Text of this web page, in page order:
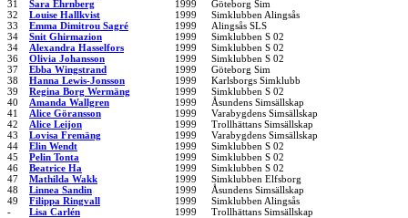
31
Sara Ehrnberg 1999
Göteborg Sim
32
Louise Hallkvist 1999
Simklubben Alingsås
33
Emma Dimitrou Sagré 1999
Alingsås SLS
34
Snit Ghirmazion 1999
Simklubben S 02
34
Alexandra Hasselfors 1999
Simklubben S 02
36
Olivia Johansson 1999
Simklubben S 02
37
Ebba Wingstrand 1999
Göteborg Sim
38
Hanna Lewis-Jonsson 1999
Karlsborgs Simklubb
39
Regina Borg Wermäng 1999
Simklubben S 02
40
Amanda Wallgren 1999
Åsundens Simsällskap
41
Alice Göransson 1999
Varabygdens Simsällskap
42
Alice Leijon 1999
Trollhättans Simsällskap
43
Lovisa Fremäng 1999
Varabygdens Simsällskap
44
Elin Wendt 1999
Simklubben S 02
45
Pelin Tonta 1999
Simklubben S 02
46
Beatrice Ha 1999
Simklubben S 02
47
Mathilda Wakk 1999
Simklubben Elfsborg
48
Linnea Sandin 1999
Åsundens Simsällskap
49
Filippa Ringvall 1999
Simklubben Alingsås
-
Lisa Carlén 1999 Trollhättans Simsällskap